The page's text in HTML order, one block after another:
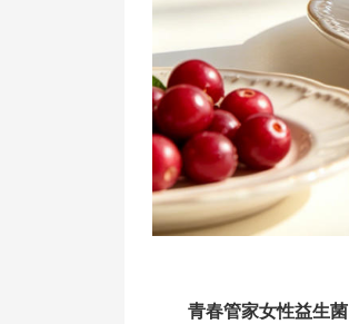
青春管家女性益生菌